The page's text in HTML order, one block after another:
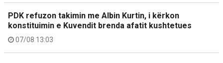
PDK refuzon takimin me Albin Kurtin, i kërkon
konstituimin e Kuvendit brenda afatit kushtetues
07/08 13:03